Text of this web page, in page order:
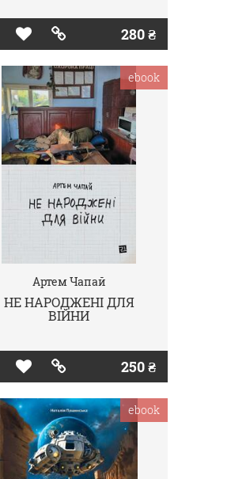
280 ₴
Артем Чапай
НЕ НАРОДЖЕНІ ДЛЯ
ВІЙНИ
250 ₴
ebook
ebook